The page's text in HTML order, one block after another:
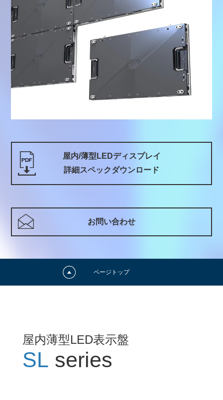
屋内/薄型LEDディスプレイ
詳細スペックダウンロード
お問い合わせ
ページトップ
屋内薄型LED表示盤
SL series